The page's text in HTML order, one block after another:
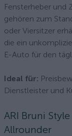
Fensterheber und
gehören zum
oder Viersitzer
die ein
E-Auto für den
Ideal für:
Dienstleister und
ARI Bruni
Allrounder